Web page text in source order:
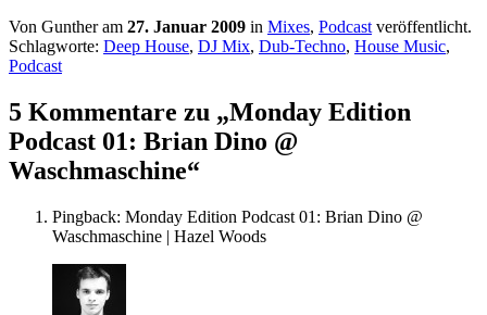
Von Gunther am 27. Januar 2009 in Mixes, Podcast veröffentlicht.
Schlagworte: Deep House, DJ Mix, Dub-Techno, House Music,
Podcast
5 Kommentare zu „Monday Edition
Podcast 01: Brian Dino @
Waschmaschine“
Pingback: Monday Edition Podcast 01: Brian Dino @
Waschmaschine | Hazel Woods